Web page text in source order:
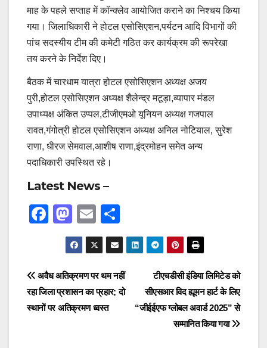
माह के पहले सप्ताह में कॉन्क्लेव आयोजित कराने का निश्चय किया
गया। जिलाधिकारी ने होटल एसोसिएशन,पर्यटन आदि विभागों की
पांच सदस्यीय टीम की कमेटी गठित कर कार्यक्रम की रूपरेखा
तय करने के निर्देश दिए।
बैठक में चारधाम यात्रा होटल एसोसिएशन अध्यक्ष अजय
पुरी,होटल एसोसिएशन अध्यक्ष शैलेन्द्र मटूड़ा,व्यापार मंडल
उपाध्यक्ष अंकित उप्पल,टीजीएमओ यूनियन अध्यक्ष गजपाल
रावत,गंगोत्री होटल एसोसिएशन अध्यक्ष अनिल नोटियाल, सुरेश
राणा, धीरज सेमवाल,आशीष राणा,इंद्रमोहन समेत अन्य
पदाधिकारी उपस्थित रहे।
Latest News –
F
e
b
o
M
a
st
o
d
o
E
m
ail
h
ar
e
Post
navigation
टीएचडीसी इंडिया लिमिटेड को
सीएसआर विद ह्यूमन हार्ट के लिए
“जीईईएफ ग्लोबल अवार्ड 2025” से
सम्मानित किया गया
अवैध अतिक्रमण पर थम नहीं
रहा जिला प्रशासन का प्रहार; दो
स्थानों पर अतिक्रमण ध्वस्त